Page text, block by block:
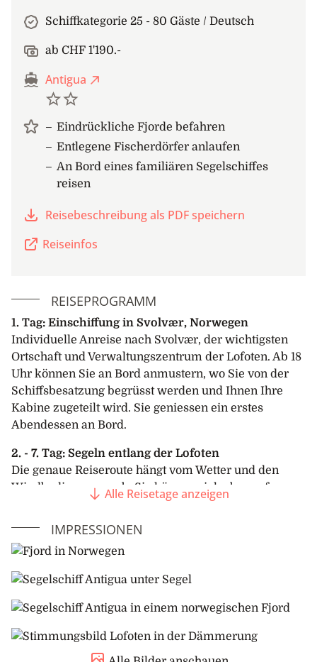
Schiffkategorie 25 - 80 Gäste / Deutsch
ab CHF 1'190.-
Antigua
Eindrückliche Fjorde befahren
Entlegene Fischerdörfer anlaufen
An Bord eines familiären Segelschiffes
reisen
Reisebeschreibung als PDF speichern
Reiseinfos
REISEPROGRAMM
1. Tag: Einschiffung in Svolvær, Norwegen
Individuelle Anreise nach Svolvær, der wichtigsten
Ortschaft und Verwaltungszentrum der Lofoten. Ab 18
Uhr können Sie an Bord anmustern, wo Sie von der
Schiffsbesatzung begrüsst werden und Ihnen Ihre
Kabine zugeteilt wird. Sie geniessen ein erstes
Abendessen an Bord.
2. - 7. Tag: Segeln entlang der Lofoten
Die genaue Reiseroute hängt vom Wetter und den
Windbedingungen ab. Sie können sich aber auf
Landgänge in charmanten Dörfern freuen, um das
immer noch lang. Das sanfte Dämmerlicht der
Abendstunden taucht die Landschaft in ein goldenes
Leuchten.
Nach jedem Landgang kehrt man an Bord zurück, wo
Mahlzeiten aus der Kombüse viel zu erzählen hat.
Alle Reisetage anzeigen
IMPRESSIONEN